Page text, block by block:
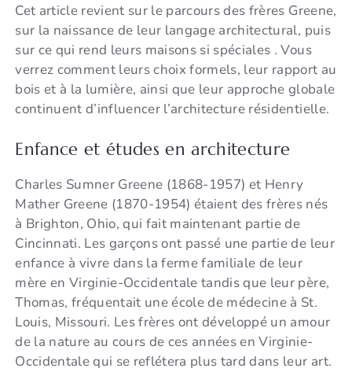
Cet article revient sur le parcours des frères Greene,
sur la naissance de leur langage architectural, puis
sur ce qui rend leurs maisons si spéciales . Vous
verrez comment leurs choix formels, leur rapport au
bois et à la lumière, ainsi que leur approche globale
continuent d’influencer l’architecture résidentielle.
Enfance et études en architecture
Charles Sumner Greene (1868-1957) et Henry
Mather Greene (1870-1954) étaient des frères nés
à Brighton, Ohio, qui fait maintenant partie de
Cincinnati. Les garçons ont passé une partie de leur
enfance à vivre dans la ferme familiale de leur
mère en Virginie-Occidentale tandis que leur père,
Thomas, fréquentait une école de médecine à St.
Louis, Missouri. Les frères ont développé un amour
de la nature au cours de ces années en Virginie-
Occidentale qui se reflétera plus tard dans leur art.